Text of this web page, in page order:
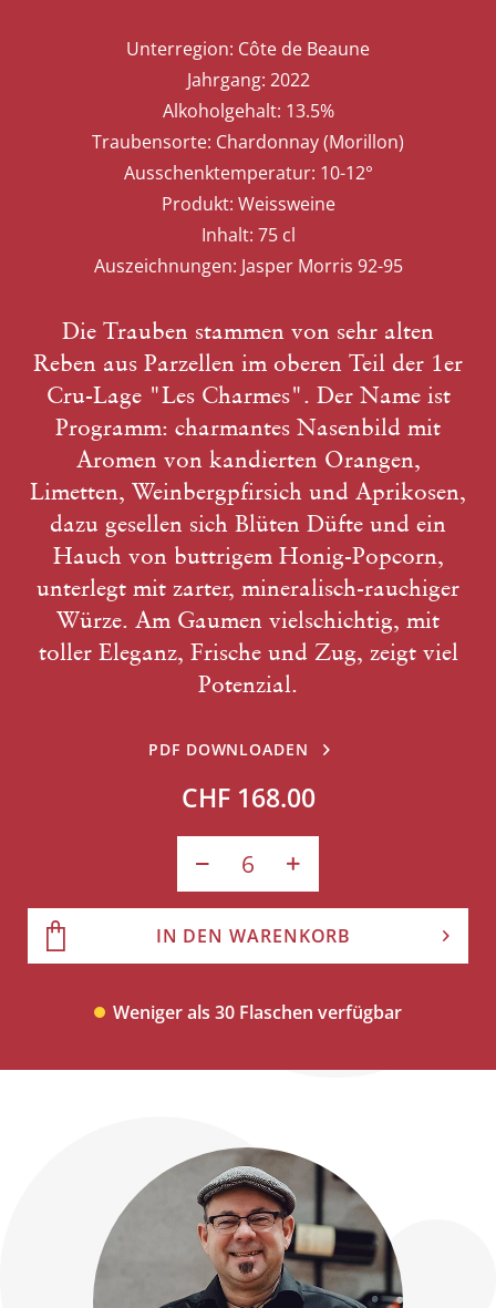
Unterregion: Côte de Beaune
Jahrgang: 2022
Alkoholgehalt: 13.5%
Traubensorte: Chardonnay (Morillon)
Ausschenktemperatur: 10-12°
Produkt: Weissweine
Inhalt: 75 cl
Auszeichnungen: Jasper Morris 92-95
Die Trauben stammen von sehr alten
Reben aus Parzellen im oberen Teil der 1er
Cru-Lage "Les Charmes". Der Name ist
Programm: charmantes Nasenbild mit
Aromen von kandierten Orangen,
Limetten, Weinbergpfirsich und Aprikosen,
dazu gesellen sich Blüten Düfte und ein
Hauch von buttrigem Honig-Popcorn,
unterlegt mit zarter, mineralisch-rauchiger
Würze. Am Gaumen vielschichtig, mit
toller Eleganz, Frische und Zug, zeigt viel
Potenzial.
PDF DOWNLOADEN
CHF 168.00
IN DEN WARENKORB
Weniger als 30 Flaschen verfügbar